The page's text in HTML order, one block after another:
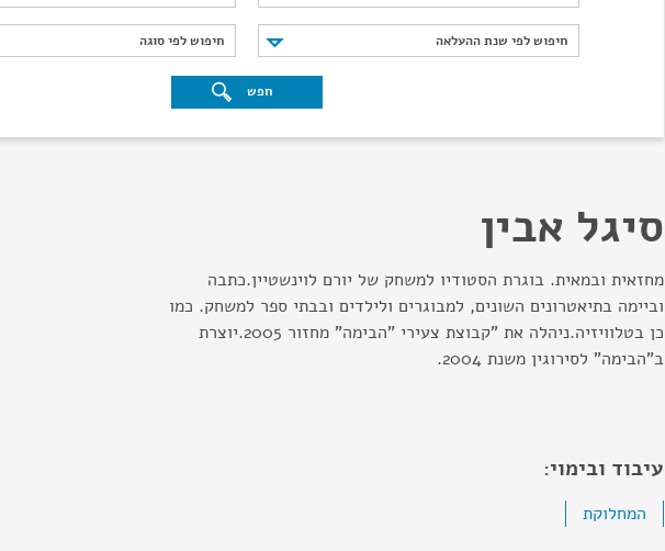
חיפוש לפי שנת ההעלאה
חיפוש לפי שנת ההעלאה חיפוש לפי סוגה
חיפוש לפי סוגה
חפש
סיגל אבין
מחזאית ובמאית. בוגרת הסטודיו למשחק של יורם לוינשטיין.כתבה
וביימה בתיאטרונים השונים, למבוגרים ולילדים ובבתי ספר למשחק. כמו
כן בטלוויזיה.ניהלה את "קבוצת צעירי "הבימה" מחזור 2005.יוצרת
ב"הבימה" לסירוגין משנת 2004.
עיבוד ובימוי:
המחלוקת